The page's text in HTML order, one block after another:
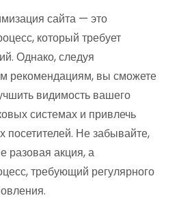
сайта — это
который требует
Однако, следуя
рекомендациям, вы сможете
видимость вашего
системах и привлечь
посетителей. Не забывайте,
разовая акция, а
требующий регулярного